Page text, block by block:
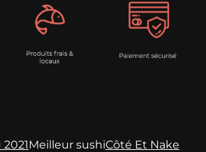
Meilleur sushiCôté Et Nake